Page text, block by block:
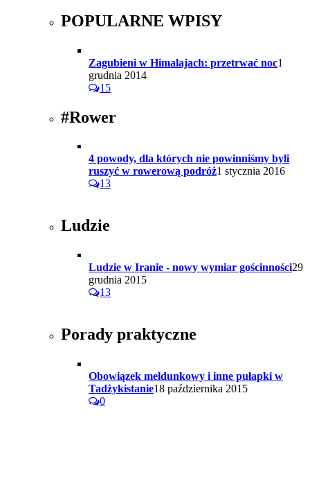
POPULARNE WPISY
Zagubieni w Himalajach: przetrwać noc1
grudnia 2014
15
#Rower
4 powody, dla których nie powinniśmy byli
ruszyć w rowerową podróż1 stycznia 2016
13
Ludzie
Ludzie w Iranie - nowy wymiar gościnności29
grudnia 2015
13
Porady praktyczne
Obowiązek meldunkowy i inne pułapki w
Tadżykistanie18 października 2015
0